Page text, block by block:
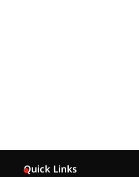
Quick Links